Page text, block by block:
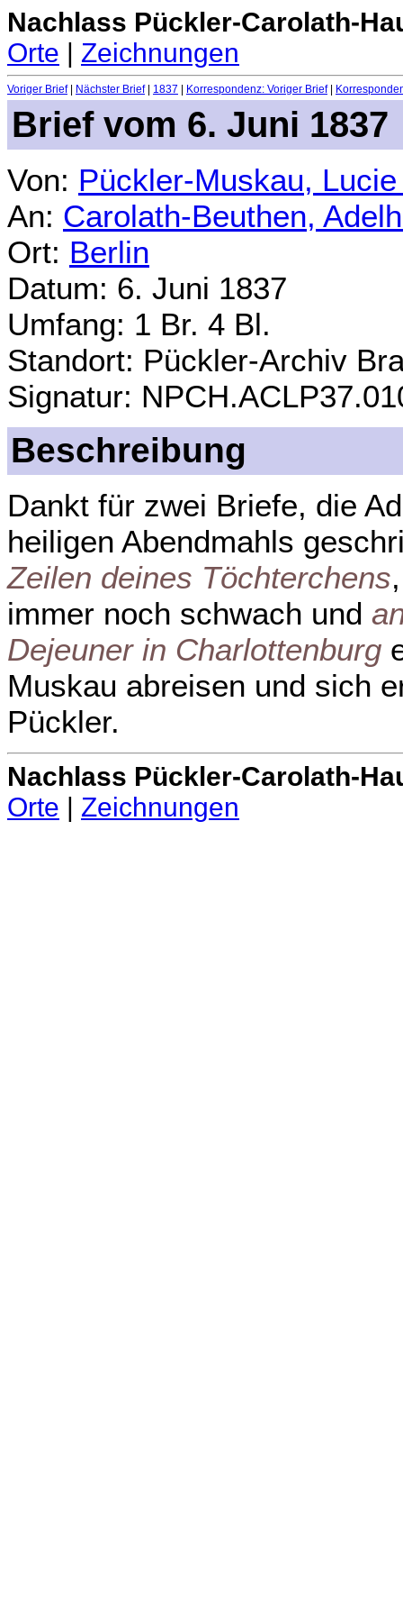
Nachlass Pückler-Carolath-
Orte | Zeichnungen
Voriger Brief| Nächster Brief| 1837 Korrespondenz: Voriger Brief|
Brief vom 6. Juni 1837
Von: Pückler-Muskau,
An: Carolath-Beuthen,
Ort: Berlin
Datum: 6. Juni 1837
Umfang: 1 Br. 4 Bl.
Standort: Pückler-Archiv
Signatur:
Beschreibung
Dankt für zwei Briefe, die
heiligen Abendmahls
Zeilen deines Töchterchens
immer noch schwach und
Dejeuner in Charlottenburg
Muskau abreisen und sich
Pückler.
Nachlass Pückler-Carolath-
Orte | Zeichnungen